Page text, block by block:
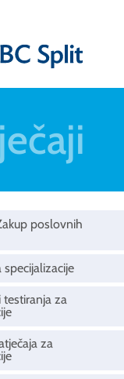
poslovnih
specijalizacije
testiranja za
za